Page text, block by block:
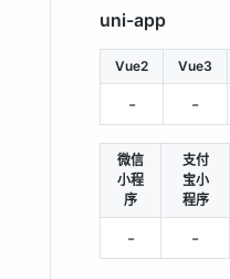
uni-app
Vue2 Vue3
- -
微信
小程
序
支付
宝小
程序
- -